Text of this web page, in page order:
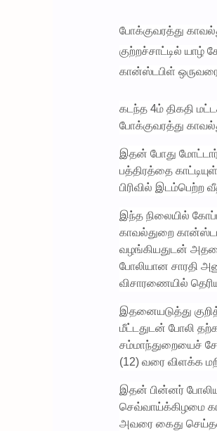
போக்குவரத்து
குற்றச்சாட்டில் யாழ்
கான்ஸ்டபிள்
கடந்த 4ம் திகதி
போக்குவரத்து
இதன் போது மோட்டார்
பத்திரத்தை
பிரிவில் இடம்பெற்ற
இந்த நிலையில்
காவல்துறை
வழங்கியதுடன்
போலியான சாரதி
விசாரணையில்
இதனையடுத்து
மீட்டதுடன் போலி
சம்மாந்துறையைச்
(12) வரை விளக்க
இதன் பின்னர்
செவ்வாய்க்கிழமை
அவரை கைது